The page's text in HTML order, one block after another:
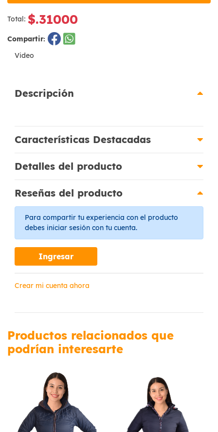
Total: $.31000
Compartir:
Video
Descripción
Características Destacadas
Detalles del producto
Reseñas del producto
Para compartir tu experiencia con el producto
debes iniciar sesión con tu cuenta.
Ingresar
Crear mi cuenta ahora
Productos relacionados que
podrían interesarte